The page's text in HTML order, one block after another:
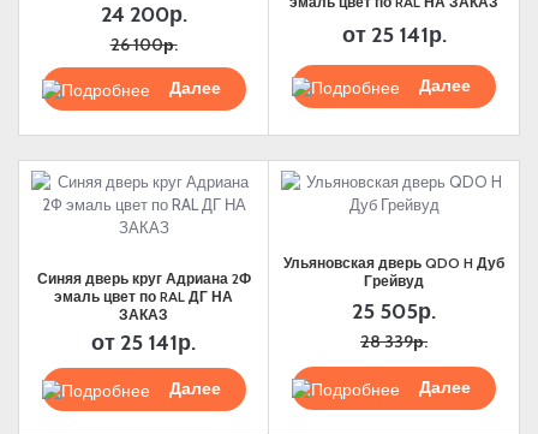
24 200р.
26 100р.
Подробнее
от 25 141р.
Подробнее
Синяя дверь круг Адриана 2Ф
эмаль цвет по RAL ДГ НА
ЗАКАЗ
от 25 141р.
Подробнее
Ульяновская дверь QDO H Дуб
Грейвуд
25 505р.
28 339р.
Подробнее